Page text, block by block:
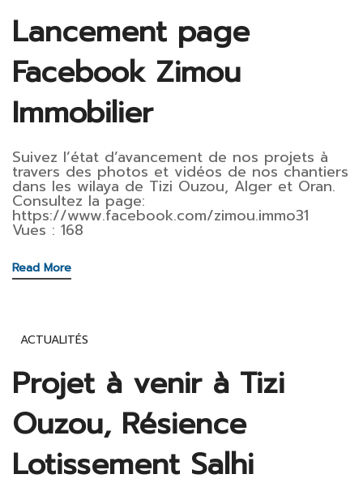
Lancement page
Facebook Zimou
Immobilier
Suivez l’état d’avancement de nos projets à
travers des photos et vidéos de nos chantiers
dans les wilaya de Tizi Ouzou, Alger et Oran.
Consultez la page:
https://www.facebook.com/zimou.immo31
Vues : 168
Read More
ACTUALITÉS
Projet à venir à Tizi
Ouzou, Résience
Lotissement Salhi